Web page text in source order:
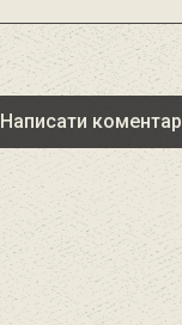
Написати коментар